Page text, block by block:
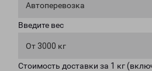
Автоперевозка
Введите вес
От 3000 кг
Стоимость доставки за 1 кг